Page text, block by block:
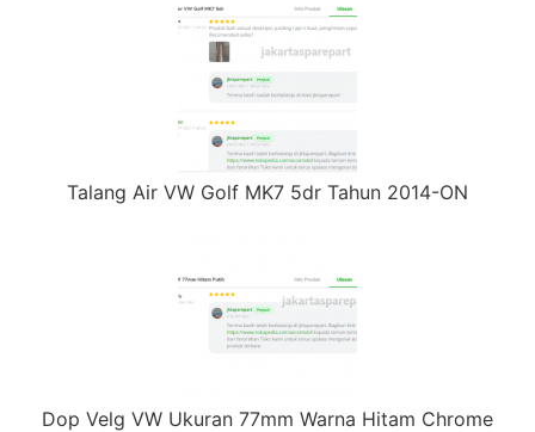
Talang Air VW Golf MK7 5dr Tahun 2014-ON
Dop Velg VW Ukuran 77mm Warna Hitam Chrome